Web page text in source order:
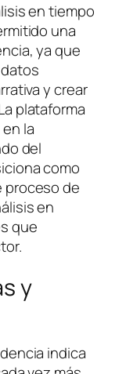
en tiempo
una
ya que
y crear
plataforma
la
del
como
proceso de
en
que
y
indica